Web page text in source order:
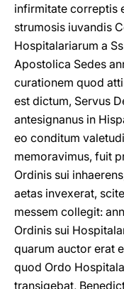
infirmitate correptis
strumosis iuvandis
Hospitalariarum a
Apostolica Sedes
curationem quod
est dictum, Servus
antesignanus in
eo conditum
memoravimus, fuit
Ordinis sui
aetas invexerat,
messem collegit:
Ordinis sui
quarum auctor erat
quod Ordo
transigebat,